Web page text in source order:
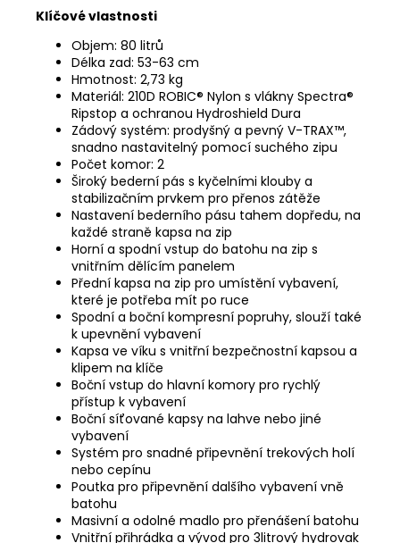
Klíčové vlastnosti
Objem: 80 litrů
Délka zad: 53-63 cm
Hmotnost: 2,73 kg
Materiál: 210D ROBIC® Nylon s vlákny Spectra®
Ripstop a ochranou Hydroshield Dura
Zádový systém: prodyšný a pevný V-TRAX™,
snadno nastavitelný pomocí suchého zipu
Počet komor: 2
Široký bederní pás s kyčelními klouby a
stabilizačním prvkem pro přenos zátěže
Nastavení bederního pásu tahem dopředu, na
každé straně kapsa na zip
Horní a spodní vstup do batohu na zip s
vnitřním dělícím panelem
Přední kapsa na zip pro umístění vybavení,
které je potřeba mít po ruce
Spodní a boční kompresní popruhy, slouží také
k upevnění vybavení
Kapsa ve víku s vnitřní bezpečnostní kapsou a
klipem na klíče
Boční vstup do hlavní komory pro rychlý
přístup k vybavení
Boční síťované kapsy na lahve nebo jiné
vybavení
Systém pro snadné připevnění trekových holí
nebo cepínu
Poutka pro připevnění dalšího vybavení vně
batohu
Masivní a odolné madlo pro přenášení batohu
Vnitřní přihrádka a vývod pro 3litrový hydrovak